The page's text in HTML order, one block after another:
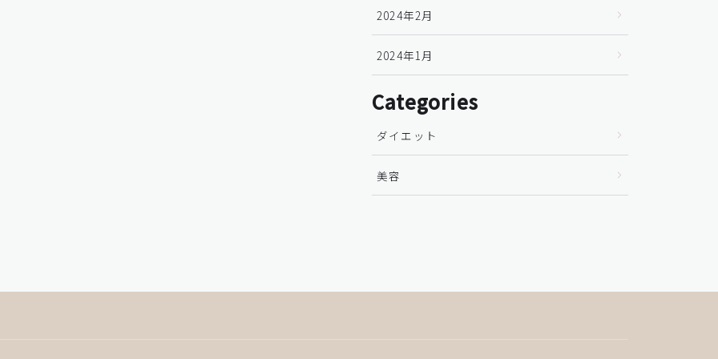
2024年2月
2024年1月
Categories
ダイエット
美容